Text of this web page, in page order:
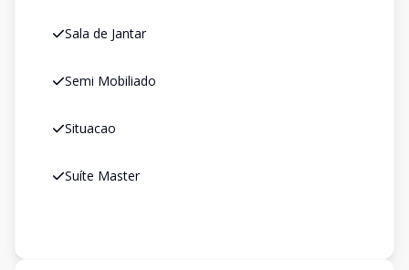
Sala de Jantar
Semi Mobiliado
Situacao
Suíte Master